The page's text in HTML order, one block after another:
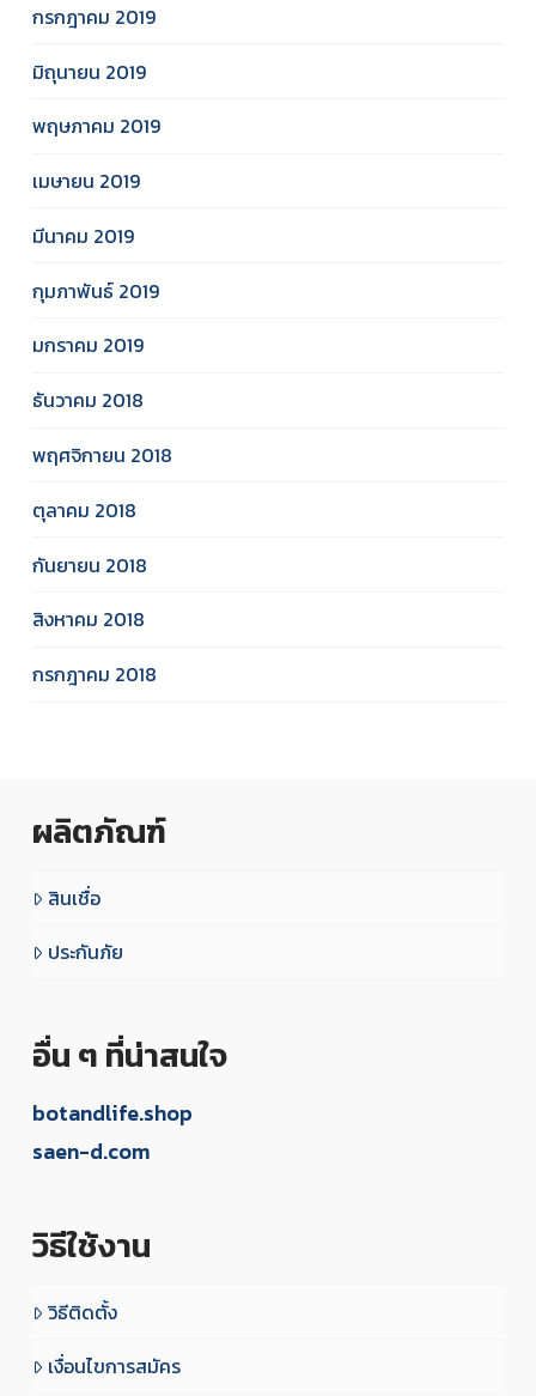
กรกฎาคม 2019
มิถุนายน 2019
พฤษภาคม 2019
เมษายน 2019
มีนาคม 2019
กุมภาพันธ์ 2019
มกราคม 2019
ธันวาคม 2018
พฤศจิกายน 2018
ตุลาคม 2018
กันยายน 2018
สิงหาคม 2018
กรกฎาคม 2018
ผลิตภัณฑ์
สินเชื่อ
ประกันภัย
อื่น ๆ ที่น่าสนใจ
botandlife.shop
saen-d.com
วิธีใช้งาน
วิธีติดตั้ง
เงื่อนไขการสมัคร